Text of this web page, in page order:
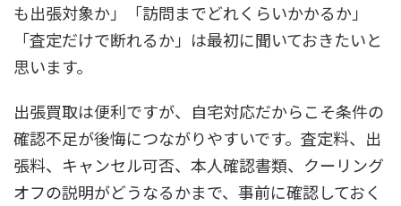
も出張対象か」「訪問までどれくらいかかるか」
「査定だけで断れるか」は最初に聞いておきたいと
思います。
出張買取は便利ですが、自宅対応だからこそ条件の
確認不足が後悔につながりやすいです。査定料、出
張料、キャンセル可否、本人確認書類、クーリング
オフの説明がどうなるかまで、事前に確認しておく